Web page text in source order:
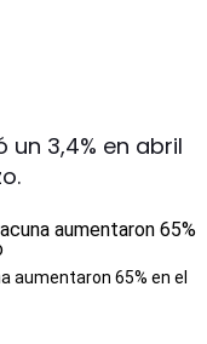
3,4% en abril
aumentaron 65% en el